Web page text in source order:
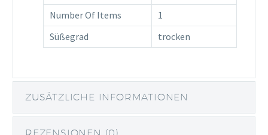
Number Of Items
1
Süßegrad
trocken
ZUSÄTZLICHE INFORMATIONEN